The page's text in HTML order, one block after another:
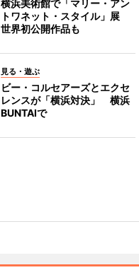
横浜美術館で「マリー・アン
トワネット・スタイル」展
世界初公開作品も
見る・遊ぶ
ビー・コルセアーズとエクセ
レンスが「横浜対決」 横浜
BUNTAIで